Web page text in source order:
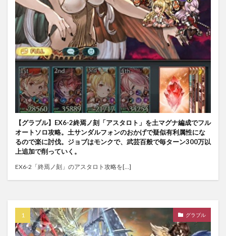
【グラブル】EX6-2終焉ノ刻「アスタロト」を土マグナ編成でフル
オートソロ攻略。土サンダルフォンのおかげで疑似有利属性にな
るので楽に討伐。ジョブはモンクで、武芸百般で毎ターン300万以
上追加で削っていく。
EX6-2「終焉ノ刻」のアスタロト攻略を[…]
グラブル